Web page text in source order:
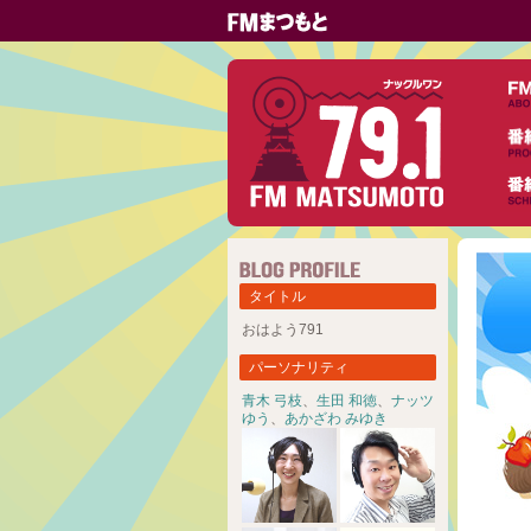
タイトル
おはよう791
パーソナリティ
青木 弓枝、 生田 和徳、 ナッツ
ゆう 、 あかざわ みゆき